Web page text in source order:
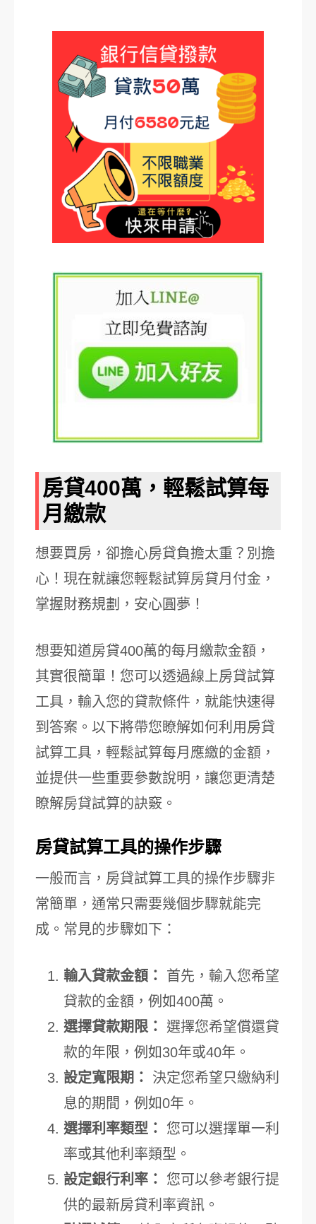
房貸400萬，輕鬆試算每
月繳款
想要買房，卻擔心房貸負擔太重？別擔
心！現在就讓您輕鬆試算房貸月付金，
掌握財務規劃，安心圓夢！
想要知道房貸400萬的每月繳款金額，
其實很簡單！您可以透過線上房貸試算
工具，輸入您的貸款條件，就能快速得
到答案。以下將帶您瞭解如何利用房貸
試算工具，輕鬆試算每月應繳的金額，
並提供一些重要參數說明，讓您更清楚
瞭解房貸試算的訣竅。
房貸試算工具的操作步驟
一般而言，房貸試算工具的操作步驟非
常簡單，通常只需要幾個步驟就能完
成。常見的步驟如下：
輸入貸款金額：
首先，輸入您希望
貸款的金額，例如400萬。
選擇貸款期限：
選擇您希望償還貸
款的年限，例如30年或40年。
設定寬限期：
決定您希望只繳納利
息的期間，例如0年。
選擇利率類型：
您可以選擇單一利
率或其他利率類型。
設定銀行利率：
您可以參考銀行提
供的最新房貸利率資訊。